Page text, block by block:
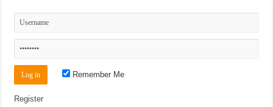
Remember Me
Register